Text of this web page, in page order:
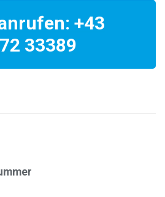
+43
33389